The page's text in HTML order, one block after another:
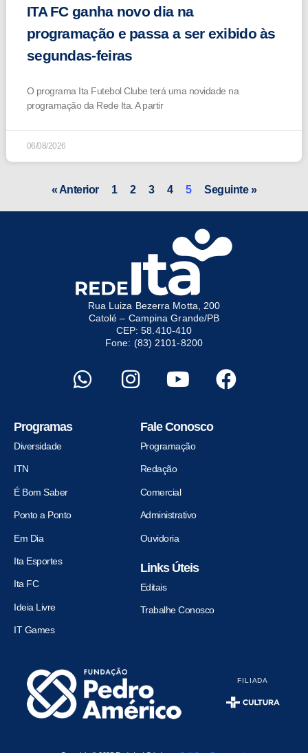
ITA FC ganha novo dia na
programação e passa a ser exibido às
segundas-feiras
O programa Ita Futebol Clube terá uma novidade na
programação da Rede Ita. A partir
06/08/2026
« Anterior 1 2 3 4 5 Seguinte »
Rua Luiza Bezerra Motta, 200
Catolé – Campina Grande/PB
CEP: 58.410-410
Fone: (83) 2101-8200
Programas
Diversidade
ITN
É Bom Saber
Ponto a Ponto
Em Dia
Ita Esportes
Ita FC
Ideia Livre
IT Games
Fale Conosco
Programação
Redação
Comercial
Administrativo
Ouvidoria
Links Úteis
Editais
Trabalhe Conosco
FILIADA